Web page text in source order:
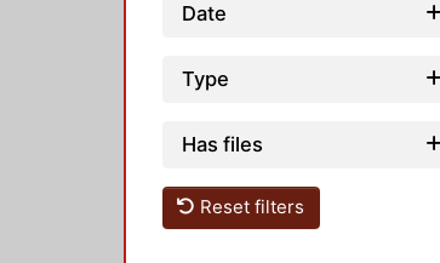
Date
Type
Has files
Reset filters